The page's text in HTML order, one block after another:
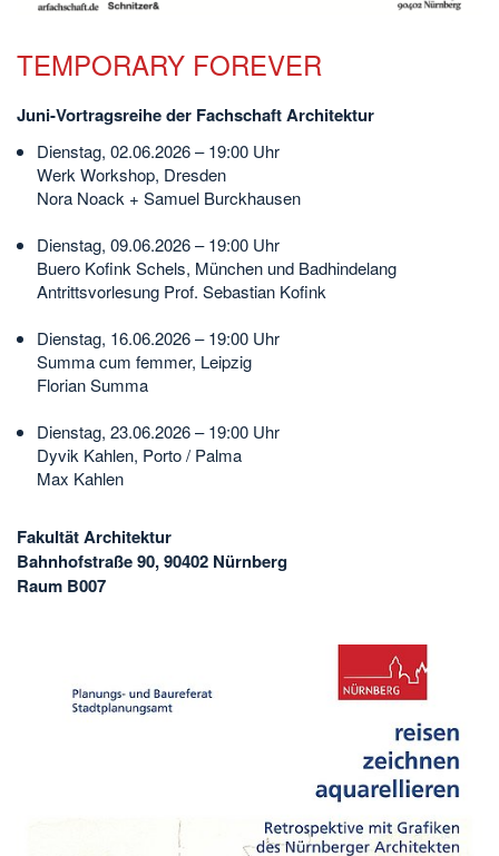
TEMPORARY FOREVER
Juni-Vortragsreihe der Fachschaft Architektur
Dienstag, 02.06.2026 – 19:00 Uhr
Werk Workshop, Dresden
Nora Noack + Samuel Burckhausen
Dienstag, 09.06.2026 – 19:00 Uhr
Buero Kofink Schels, München und Badhindelang
Antrittsvorlesung Prof. Sebastian Kofink
Dienstag, 16.06.2026 – 19:00 Uhr
Summa cum femmer, Leipzig
Florian Summa
Dienstag, 23.06.2026 – 19:00 Uhr
Dyvik Kahlen, Porto / Palma
Max Kahlen
Fakultät Architektur
Bahnhofstraße 90, 90402 Nürnberg
Raum B007